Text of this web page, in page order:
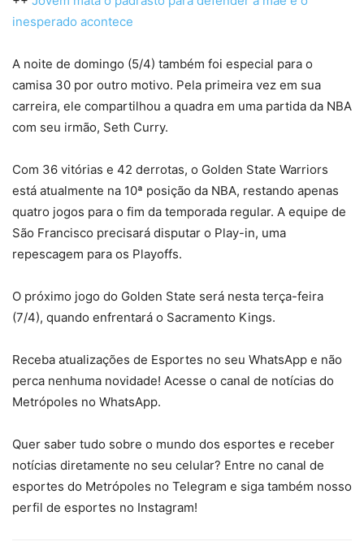
inesperado acontece
A noite de domingo (5/4) também foi especial para o
camisa 30 por outro motivo. Pela primeira vez em sua
carreira, ele compartilhou a quadra em uma partida da NBA
com seu irmão, Seth Curry.
Com 36 vitórias e 42 derrotas, o Golden State Warriors
está atualmente na 10ª posição da NBA, restando apenas
quatro jogos para o fim da temporada regular. A equipe de
São Francisco precisará disputar o Play-in, uma
repescagem para os Playoffs.
O próximo jogo do Golden State será nesta terça-feira
(7/4), quando enfrentará o Sacramento Kings.
Receba atualizações de Esportes no seu WhatsApp e não
perca nenhuma novidade! Acesse o canal de notícias do
Metrópoles no WhatsApp.
Quer saber tudo sobre o mundo dos esportes e receber
notícias diretamente no seu celular? Entre no canal de
esportes do Metrópoles no Telegram e siga também nosso
perfil de esportes no Instagram!